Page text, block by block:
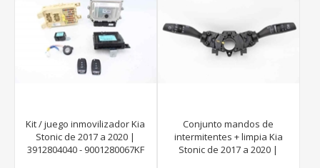
Kit / juego inmovilizador Kia
Stonic de 2017 a 2020 |
3912804040 - 9001280067KF
Conjunto mandos de
intermitentes + limpia Kia
Stonic de 2017 a 2020 |